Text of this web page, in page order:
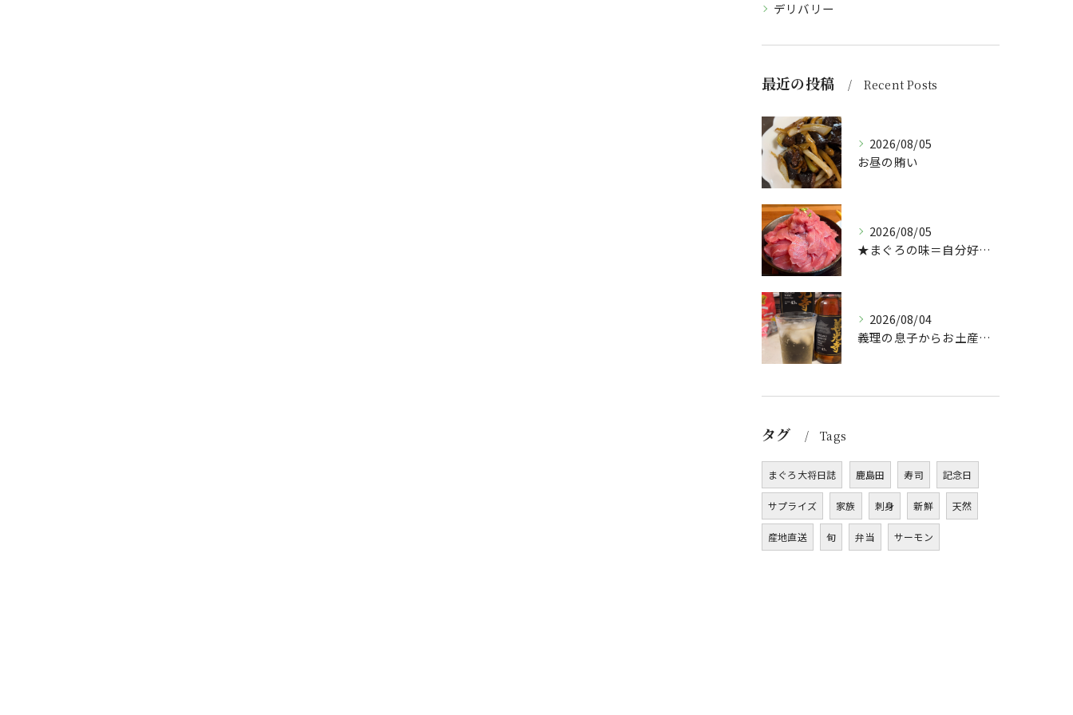
デリバリー
最近の投稿 Recent Posts
2026/08/05
お昼の賄い
2026/08/05
★まぐろの味＝自分好み？★
2026/08/04
義理の息子からお土産頂きました🥃
タグ Tags
まぐろ大将日誌 鹿島田 寿司 記念日
サプライズ 家族 刺身 新鮮 天然
産地直送 旬 弁当 サーモン